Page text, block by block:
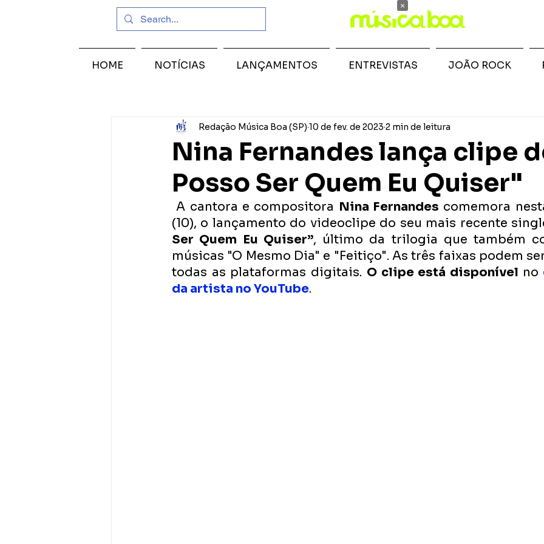
Nina Fernandes lança clipe
Posso Ser Quem Eu Quiser"
Redação Música Boa (SP) 10 de fev. de 2023 2 min de leitura
A cantora e compositora Nina Fernandes comemora
(10), o lançamento do videoclipe do seu mais recente
Ser Quem Eu Quiser”, último da trilogia que também
músicas "O Mesmo Dia" e "Feitiço". As três faixas podem
todas as plataformas digitais. O clipe está disponível no
da artista no YouTube.
HOME NOTÍCIAS LANÇAMENTOS ENTREVISTAS JOÃO ROCK
×